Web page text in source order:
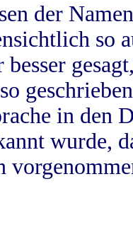
der
so
besser
in
wurde,